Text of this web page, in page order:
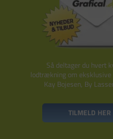
Så deltager du hvert
lodtrækning om
Kay Bojesen, By
TILMELD HER